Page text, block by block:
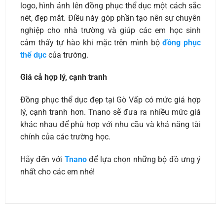
logo, hình ảnh lên đồng phục thể dục một cách sắc
nét, đẹp mắt. Điều này góp phần tạo nên sự chuyên
nghiệp cho nhà trường và giúp các em học sinh
cảm thấy tự hào khi mặc trên mình bộđồng phục
thể dụccủa trường.
Giá cả hợp lý, cạnh tranh
Đồng phục thể dục đẹp tại Gò Vấp có mức giá hợp
lý, cạnh tranh hơn. Tnano sẽ đưa ra nhiều mức giá
khác nhau để phù hợp với nhu cầu và khả năng tài
chính của các trường học.
Hãy đến với Tnanođể lựa chọn những bộ đồ ưng ý
nhất cho các em nhé!